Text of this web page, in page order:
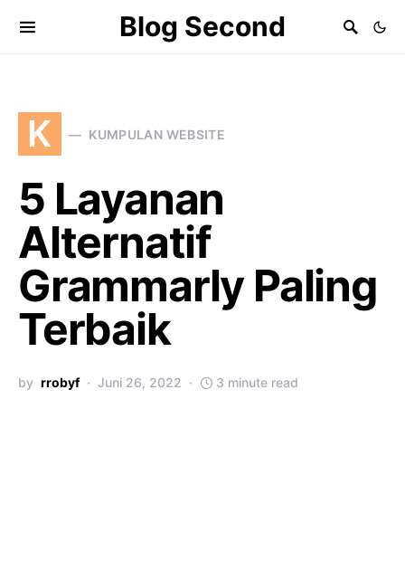
Blog Second
K KUMPULAN WEBSITE
5 Layanan
Alternatif
Grammarly Paling
Terbaik
by rrobyf Juni 26, 2022 3 minute read